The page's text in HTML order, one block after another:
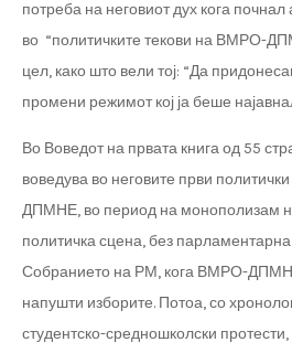
потреба на неговиот дух кога почнал
во “политичките текови на ВМРО-
цел, како што вели тој: “Да
промени режимот кој ја беше
Во Воведот на првата книга од 55
воведува во неговите први
ДПМНЕ, во период на монополизам
политичка сцена, без парламентарна
Собранието на РМ, кога ВМРО-
напушти изборите. Потоа, со
студентско-средношколски